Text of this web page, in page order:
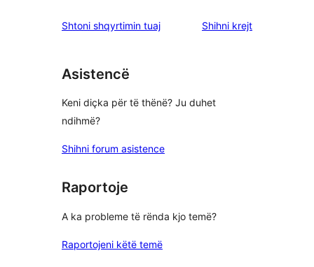
Shtoni shqyrtimin tuaj Shihni krejtshqyrtimet
Asistencë
Keni diçka për të thënë? Ju duhet
ndihmë?
Shihni forum asistence
Raportoje
A ka probleme të rënda kjo temë?
Raportojeni këtë temë